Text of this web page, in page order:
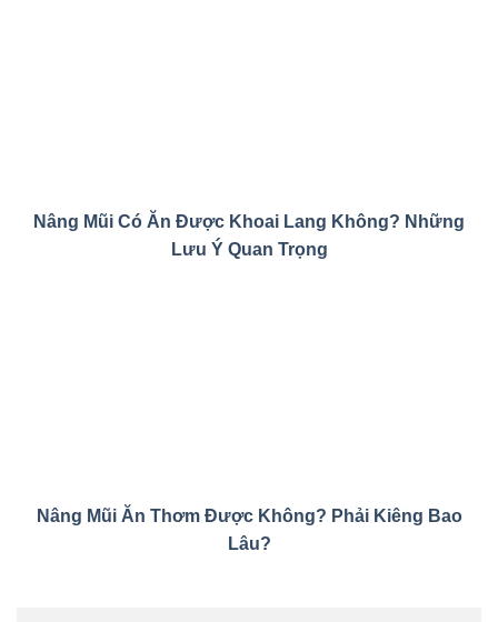
Nâng Mũi Có Ăn Được Khoai Lang Không? Những
Lưu Ý Quan Trọng
Nâng Mũi Ăn Thơm Được Không? Phải Kiêng Bao
Lâu?